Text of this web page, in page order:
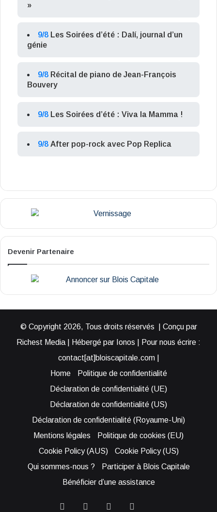
»
9/8 Les Soirées d’été : Dalí, journal d’un
génie
9/8 Récital de piano de Jean-François
Bouvery
9/8 Les Soirées d’été : Viva la Mamma !
9/8 After pop-rock avec Pop Replica
Devenir Partenaire
© Copyright 2026, Tous droits réservés | Conçu par
Richest Media | Hébergé par Ionos | Pour nous écrire :
contact[at]bloiscapitale.com |
Home
Politique de confidentialité
Déclaration de confidentialité (UE)
Déclaration de confidentialité (US)
Déclaration de confidentialité (Royaume-Uni)
Mentions légales
Politique de cookies (EU)
Cookie Policy (AUS)
Cookie Policy (US)
Qui sommes-nous ?
Participer à Blois Capitale
Bénéficier d’une assistance
FacebookYouTubeInstagram